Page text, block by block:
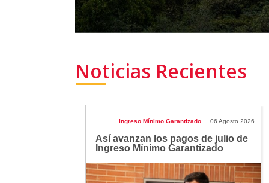
Noticias Recientes
Ingreso Mínimo Garantizado 06 Agosto 2026
Así avanzan los pagos de julio de
Ingreso Mínimo Garantizado